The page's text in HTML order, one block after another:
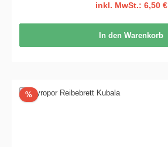
inkl. MwSt.: 6,50 €
In den Warenkorb
%Rabatt